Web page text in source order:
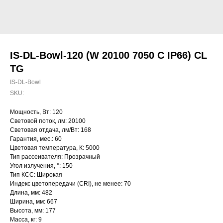
IS-DL-Bowl-120 (W 20100 7050 C IP66) CL
TG
IS-DL-Bowl
SKU:
Мощность, Вт: 120
Световой поток, лм: 20100
Световая отдача, лм/Вт: 168
Гарантия, мес.: 60
Цветовая температура, К: 5000
Тип рассеивателя: Прозрачный
Угол излучения, °: 150
Тип КСС: Широкая
Индекс цветопередачи (CRI), не менее: 70
Длина, мм: 482
Ширина, мм: 667
Высота, мм: 177
Масса, кг: 9